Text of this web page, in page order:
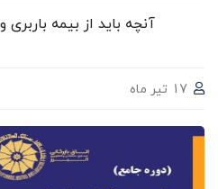
آنچه باید از بیمه
17 تیر ماه